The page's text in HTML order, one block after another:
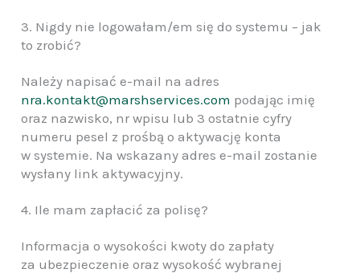
3. Nigdy nie logowałam/em się do systemu – jak
to zrobić?
Należy napisać e-mail na adres
nra.kontakt@marshservices.com podając imię
oraz nazwisko, nr wpisu lub 3 ostatnie cyfry
numeru pesel z prośbą o aktywację konta
w systemie. Na wskazany adres e-mail zostanie
wysłany link aktywacyjny.
4. Ile mam zapłacić za polisę?
Informacja o wysokości kwoty do zapłaty
za ubezpieczenie oraz wysokość wybranej